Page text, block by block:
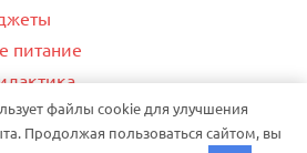
питание
файлы cookie для улучшения
Продолжая пользоваться сайтом, вы